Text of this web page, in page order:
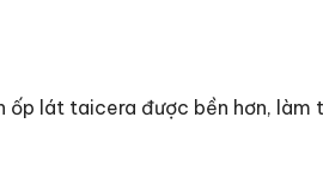
lát taicera được bền hơn, làm